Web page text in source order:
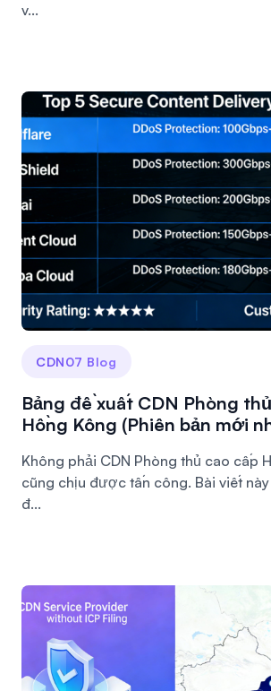
v...
CDN07 Blog
Bảng đề xuất CDN Phòng
Hồng Kông (Phiên bản mới
Không phải CDN Phòng thủ cao cấp
cũng chịu được tấn công. Bài viết
đ...